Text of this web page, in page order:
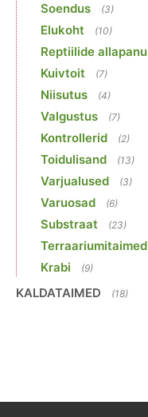
Soendus (3)
Elukoht (10)
Reptiilide allapanu
Kuivtoit (7)
Niisutus (4)
Valgustus (7)
Kontrollerid (2)
Toidulisand (13)
Varjualused (3)
Varuosad (6)
Substraat (23)
Terraariumitaimed
Krabi (9)
KALDATAIMED (18)